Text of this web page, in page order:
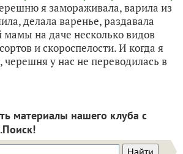
я замораживала, варила из
делала варенье, раздавала
на даче несколько видов
и скороспелости. И когда я
у нас не переводилась в
материалы нашего клуба с